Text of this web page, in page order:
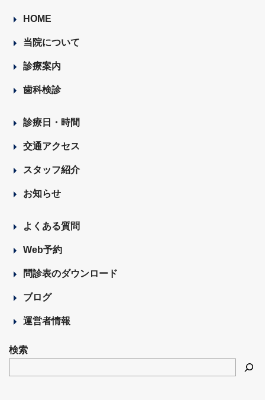
HOME
当院について
診療案内
歯科検診
診療日・時間
交通アクセス
スタッフ紹介
お知らせ
よくある質問
Web予約
問診表のダウンロード
ブログ
運営者情報
検索